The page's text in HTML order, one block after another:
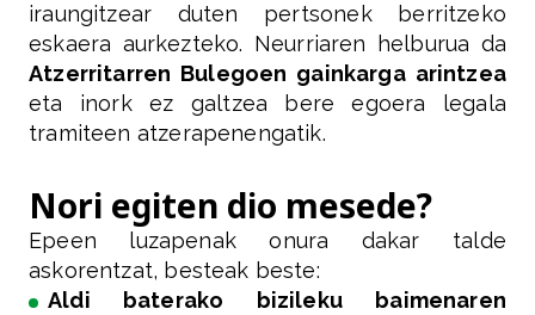
iraungitzear duten pertsonek berritzeko
eskaera aurkezteko. Neurriaren helburua da
Atzerritarren Bulegoen gainkarga arintzea
eta inork ez galtzea bere egoera legala
tramiteen atzerapenengatik.
Nori egiten dio mesede?
Epeen luzapenak onura dakar talde
askorentzat, besteak beste:
Aldi baterako bizileku baimenaren